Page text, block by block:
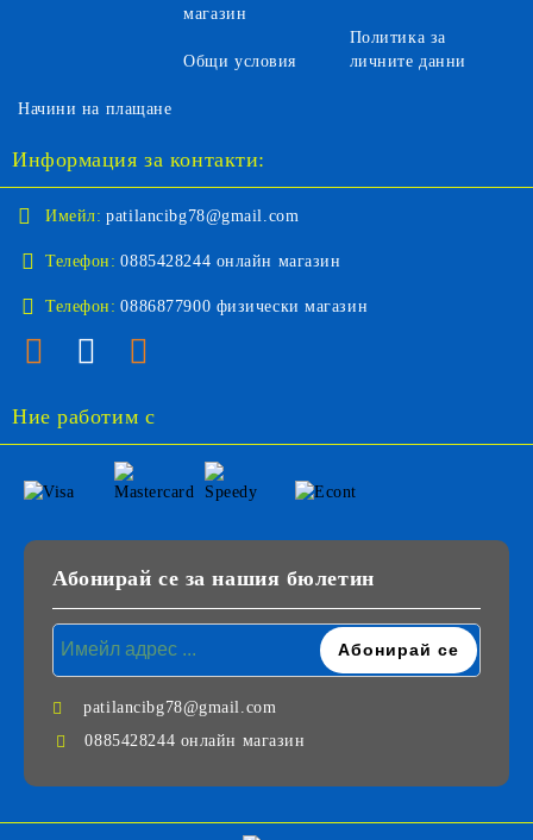
магазин
Общи условия
Политика за
личните данни
Начини на плащане
Информация за контакти:
Имейл: patilancibg78@gmail.com
Телефон: 0885428244 онлайн магазин
Телефон: 0886877900 физически магазин
Ние работим с
Абонирай се за нашия бюлетин
patilancibg78@gmail.com
0885428244 онлайн магазин